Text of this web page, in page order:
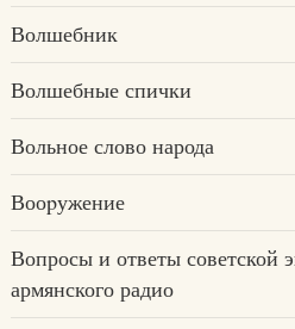
Волшебник
Волшебные спички
Вольное слово народа
Вооpужение
Вопросы и ответы советской
армянского радио